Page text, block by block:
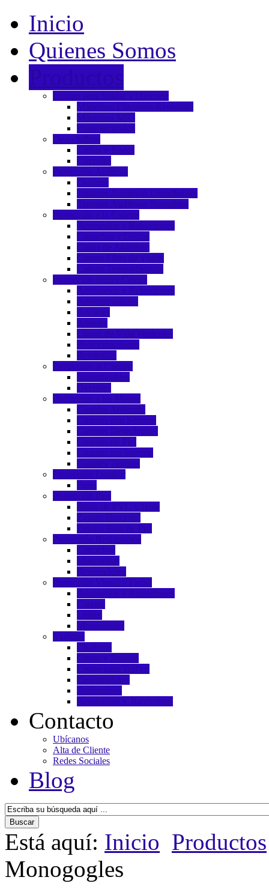
Inicio
Quienes Somos
Productos
Equipo para Soldar y Oxicorte
Máquinas Electrodo Revestido
Máquinas MIG
Portaelectrodos
Desechables
Cofias y Redes
Overoles
Protección Auditiva
Orejeras
Tapones Auditivos Desechables
Tapones Auditivos Reusables
Protección a la Cabeza
Accesorios y Refacciones
Capuchas y Gorras
Cacos de Aluminio
Cascos Fibra de Vidrio
Cascos Termoplásticos
Protección contra Caídas
Accesorios y Refacciones
Amortiguadores
Anclajes
Arneses
Líneas de Vida Verticales
Posicionamiento
Retráctiles
Protección al Cuerpo
Impermeables
Overoles
Protección a las Manos
Guantes Anticorte
Guantes con Soporte
Guantes Desechables
Guantes de Piel
Guantes sin Soporte
Guantes Textiles
Protección Lumbar
Fajas
Protección Pies
Botas de PVC y Hule
Zapato Borceguí
Zapato Bota de Piel
Protección Respiratoria
Cartuchos
Mascarillas
Respiradores
Protección Visual y Facial
Accesorios y Refacciones
Caretas
Lentes
Monogogles
Vialidad
Chalecos
Cintas y Bandas
Conos para Tráfico
Delimitadores
Trafitambos
Banderolas Y Banderines
Contacto
Ubícanos
Alta de Cliente
Redes Sociales
Blog
Está aquí: Inicio Productos
Monogogles